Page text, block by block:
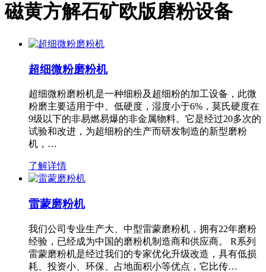
磁黄方解石矿欧版磨粉设备
超细微粉磨粉机
超细微粉磨粉机是一种细粉及超细粉的加工设备，此微
粉磨主要适用于中、低硬度，湿度小于6%，莫氏硬度在
9级以下的非易燃易爆的非金属物料。它是经过20多次的
试验和改进，为超细粉的生产而研发制造的新型磨粉
机，…
了解详情
雷蒙磨粉机
我们公司专业生产大、中型雷蒙磨粉机，拥有22年磨粉
经验，已经成为中国的磨粉机制造商和供应商。 R系列
雷蒙磨粉机是经过我们的专家优化升级改造，具有低损
耗、投资小、环保、占地面积小等优点，它比传…